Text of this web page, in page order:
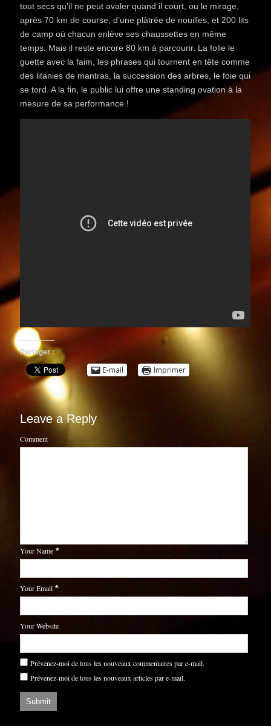
tout secs qu’il ne peut avaler quand il court, ou le mirage,
après 70 km de course, d’une plâtrée de nouilles, et 200 lits
de camp où chacun enlève ses chaussettes en même
temps. Mais il reste encore 80 km à parcourir. La folie le
guette avec la faim, les phrases qui tournent en tête comme
des litanies de mantras, la succession des arbres, le foie qui
se tord. A la fin, le public lui offre une standing ovation à la
mesure de sa performance !
Partager :
E-mail Imprimer
Leave a Reply
Comment
Your Name *
Your Email *
Your Website
Prévenez-moi de tous les nouveaux commentaires par e-mail.
Prévenez-moi de tous les nouveaux articles par e-mail.